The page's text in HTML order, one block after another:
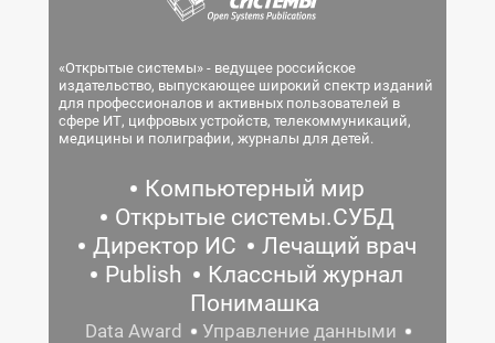
«Открытые системы» - ведущее российское
издательство, выпускающее широкий спектр изданий
для профессионалов и активных пользователей в
сфере ИТ, цифровых устройств, телекоммуникаций,
медицины и полиграфии, журналы для детей.
Компьютерный мир
Открытые системы.СУБД
Директор ИС
Лечащий врач
Publish
Классный журнал
Понимашка
Data Award
Управление данными